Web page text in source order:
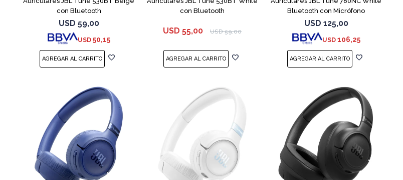
con Bluetooth
USD 59,00
USD 50,15
con Bluetooth
USD 55,00 USD 59,00
Bluetooth con Micrófono
USD 125,00
USD 106,25